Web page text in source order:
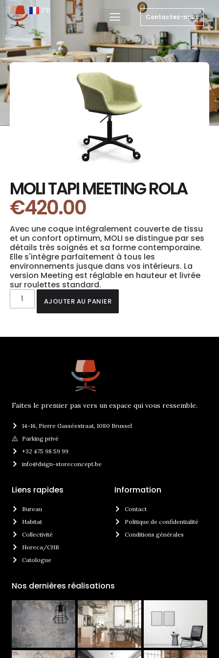
FR
NL
Contactez-nous
MOLI TAPI MEETING ROLA
€420.00
Avec une coque intégralement couverte de tissu
et un confort optimum, MOLI se distingue par ses
détails très soignés et sa forme contemporaine.
Elle s'intègre parfaitement à tous les
environnements jusque dans vos intérieurs. La
version Meeting est réglable en hauteur et livrée
sur roulettes standard.
AJOUTER AU PANIER
Faites le premier pas vers un espace qui vous ressemble.
14-16, Pierre Gasséestraat, 1080 Brussel
Parking privé
+32 475 98 59 99
info@dsign-storeconcept.be
Liens rapides
Bureau
Habitat
Collectivité
Horeca/CHR
Catologue
Information
Contact
Politique de confidentialité
Conditions générales
Nos dernières réalisations